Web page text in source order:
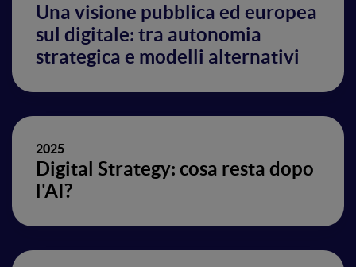
Una visione pubblica ed europea
sul digitale: tra autonomia
strategica e modelli alternativi
2025
Digital Strategy: cosa resta dopo
l'AI?